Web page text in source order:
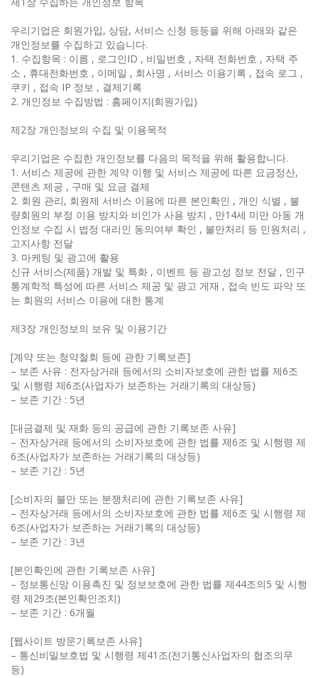
우리기업은 회원가입, 상담, 서비스 신청 등등을 위해 아래와 같은
개인정보를 수집하고 있습니다.
1. 수집항목 : 이름 , 로그인ID , 비밀번호 , 자택 전화번호 , 자택 주
소 , 휴대전화번호 , 이메일 , 회사명 , 서비스 이용기록 , 접속 로그 ,
쿠키 , 접속 IP 정보 , 결제기록
2. 개인정보 수집방법 : 홈페이지(회원가입)
제2장 개인정보의 수집 및 이용목적
우리기업은 수집한 개인정보를 다음의 목적을 위해 활용합니다.
1. 서비스 제공에 관한 계약 이행 및 서비스 제공에 따른 요금정산,
콘텐츠 제공 , 구매 및 요금 결제
2. 회원 관리, 회원제 서비스 이용에 따른 본인확인 , 개인 식별 , 불
량회원의 부정 이용 방지와 비인가 사용 방지 , 만14세 미만 아동 개
인정보 수집 시 법정 대리인 동의여부 확인 , 불만처리 등 민원처리 ,
고지사항 전달
3. 마케팅 및 광고에 활용
신규 서비스(제품) 개발 및 특화 , 이벤트 등 광고성 정보 전달 , 인구
통계학적 특성에 따른 서비스 제공 및 광고 게재 , 접속 빈도 파악 또
는 회원의 서비스 이용에 대한 통계
제3장 개인정보의 보유 및 이용기간
[계약 또는 청약철회 등에 관한 기록보존]
– 보존 사유 : 전자상거래 등에서의 소비자보호에 관한 법률 제6조
및 시행령 제6조(사업자가 보존하는 거래기록의 대상등)
– 보존 기간 : 5년
[대금결제 및 재화 등의 공급에 관한 기록보존 사유]
– 전자상거래 등에서의 소비자보호에 관한 법률 제6조 및 시행령 제
6조(사업자가 보존하는 거래기록의 대상등)
– 보존 기간 : 5년
[소비자의 불만 또는 분쟁처리에 관한 기록보존 사유]
– 전자상거래 등에서의 소비자보호에 관한 법률 제6조 및 시행령 제
6조(사업자가 보존하는 거래기록의 대상등)
– 보존 기간 : 3년
[본인확인에 관한 기록보존 사유]
– 정보통신망 이용촉진 및 정보보호에 관한 법률 제44조의5 및 시행
령 제29조(본인확인조치)
– 보존 기간 : 6개월
[웹사이트 방문기록보존 사유]
– 통신비밀보호법 및 시행령 제41조(전기통신사업자의 협조의무
등)